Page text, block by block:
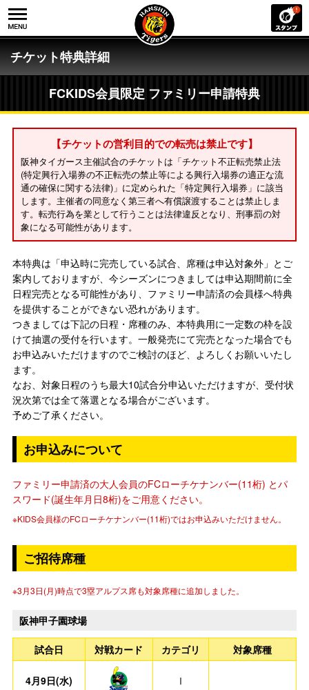
チケット特典詳細
FCKIDS会員限定 ファミリー申請特典
【チケットの営利目的での転売は禁止です】
阪神タイガース主催試合のチケットは「チケット不正転売禁止法
(特定興行入場券の不正転売の禁止等による興行入場券の適正な流
通の確保に関する法律)」に定められた「特定興行入場券」に該当
します。主催者の同意なく第三者へ有償譲渡することは禁止しま
す。転売行為を業として行うことは法律違反となり、刑事罰の対
象になる可能性があります。
本特典は「申込時に完売している試合、席種は申込対象外」とご
案内しておりますが、今シーズンにつきましては申込期間前に全
日程完売となる可能性があり、ファミリー申請済の会員様へ特典
を提供することができない恐れがあります。
つきましては下記の日程・席種のみ、本特典用に一定数の枠を設
けて抽選の受付を行います。一般発売にて完売となった場合でも
お申込みいただけますのでご検討のほど、よろしくお願いいたし
ます。
なお、対象日程のうち最大10試合分申込いただけますが、受付状
況次第では全て落選となる場合がございます。
予めご了承ください。
お申込みについて
ファミリー申請済の大人会員のFCローチケナンバー(11桁) とパ
スワード(誕生年月日8桁)をご用意ください。
※KIDS会員様のFCローチケナンバー(11桁)ではお申込みいただけません。
ご招待席種
※3月3日(月)時点で3塁アルプス席も対象席種に追加しました。
阪神甲子園球場
試合日 対戦カード カテゴリ 対象席種
4月9日(水) Ⅰ